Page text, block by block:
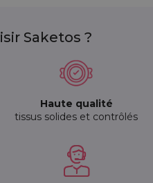
Saketos ?
Haute qualité
tissus solides et contrôlés